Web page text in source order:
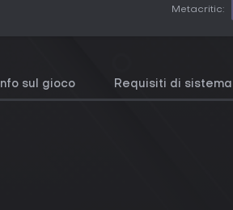
Metacritic:
Info sul gioco Requisiti di sistema